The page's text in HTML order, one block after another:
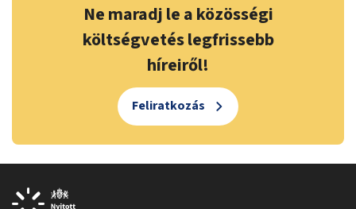
Ne maradj le a közösségi
költségvetés legfrissebb
híreiről!
Feliratkozás